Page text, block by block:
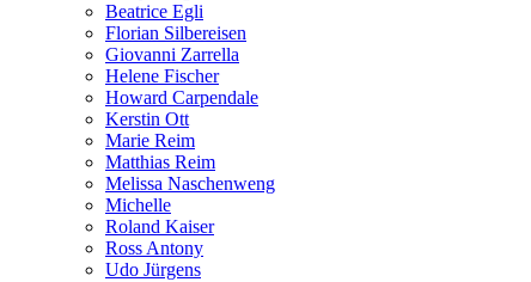
Beatrice Egli
Florian Silbereisen
Giovanni Zarrella
Helene Fischer
Howard Carpendale
Kerstin Ott
Marie Reim
Matthias Reim
Melissa Naschenweng
Michelle
Roland Kaiser
Ross Antony
Udo Jürgens